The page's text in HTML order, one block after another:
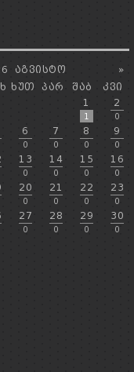
»
ᲐᲒᲕᲘᲡᲢᲝ
ᲮᲣᲗ ᲞᲐᲠ ᲨᲐᲑ
ᲙᲕᲘ
1
1
2
0
6
0
7
0
8
0
9
0
13
0
14
0
15
0
16
0
20
0
21
0
22
0
23
0
27
0
28
0
29
0
30
0